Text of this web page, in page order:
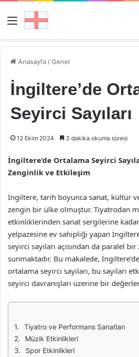
Menü
Anasayfa /Genel
İngiltere’de
Seyirci Sayıları
12 Ekim 2024 3 dakika okuma süresi
İngiltere’de Ortalama Seyirci
Zenginlik ve Etkileşim
İngiltere, tarih boyunca sanat, kültür ve
zengin bir ülke olmuştur. Tiyatrodan
etkinliklerinden sanat sergilerine
yelpazesine ev sahipliği yapan
seyirci sayıları açısından da paralel
sunmaktadır. Bu makalede,
ortalama seyirci sayıları, bu sayıları
seyirci davranışları üzerine bir
Tiyatro ve Performans Sanatları
Müzik Etkinlikleri
Spor Etkinlikleri